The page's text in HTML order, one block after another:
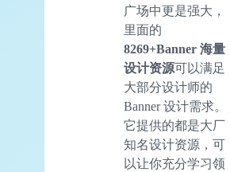
广场中更是强大，
里面的
8269+Banner 海量
设计资源可以满足
大部分设计师的
Banner 设计需求。
它提供的都是大厂
知名设计资源，可
以让你充分学习领